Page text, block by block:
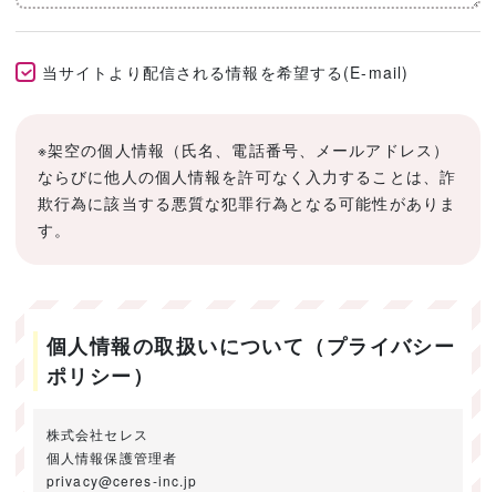
当サイトより配信される情報を希望する(E-mail)
※架空の個人情報（氏名、電話番号、メールアドレス）
ならびに他人の個人情報を許可なく入力することは、詐
欺行為に該当する悪質な犯罪行為となる可能性がありま
す。
個人情報の取扱いについて（プライバシー
ポリシー）
株式会社セレス
個人情報保護管理者
privacy@ceres-inc.jp